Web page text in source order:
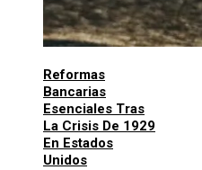
Reformas
Bancarias
Esenciales Tras
La Crisis De 1929
En Estados
Unidos